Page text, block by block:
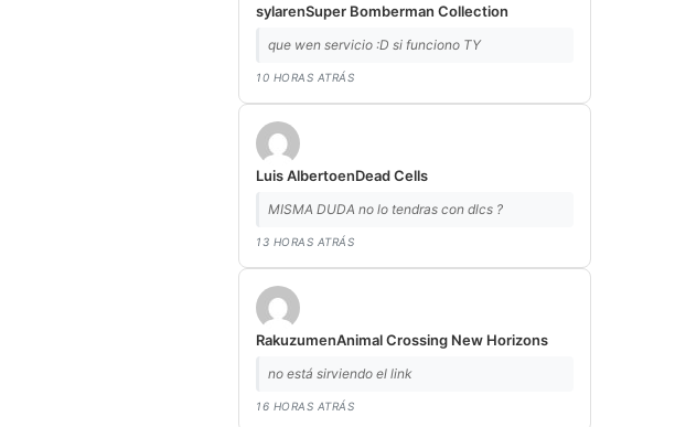
sylarenSuper Bomberman Collection
que wen servicio :D si funciono TY
10 HORAS ATRÁS
Luis AlbertoenDead Cells
MISMA DUDA no lo tendras con dlcs ?
13 HORAS ATRÁS
RakuzumenAnimal Crossing New Horizons
no está sirviendo el link
16 HORAS ATRÁS